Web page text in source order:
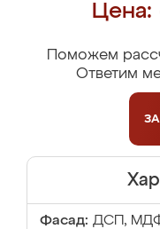
Цена:
Поможем
Ответим
Фасад: ДСП, МДФ